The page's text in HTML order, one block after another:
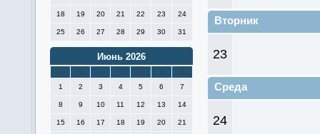
18 19 20 21 22 23 24
25 26 27 28 29 30 31
Июнь 2026
П В С Ч П С
В
1
2 3 4 5 6 7
8 9 10 11 12 13 14
15 16 17 18 19 20 21
Вторник
23
Среда
24